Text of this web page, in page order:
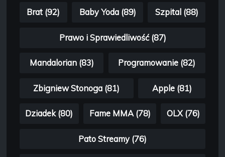
Brat (92) Baby Yoda (89) Szpital (88)
Prawo i Sprawiedliwość (87)
Mandalorian (83) Programowanie (82)
Zbigniew Stonoga (81) Apple (81)
Dziadek (80) Fame MMA (78) OLX (76)
Pato Streamy (76)